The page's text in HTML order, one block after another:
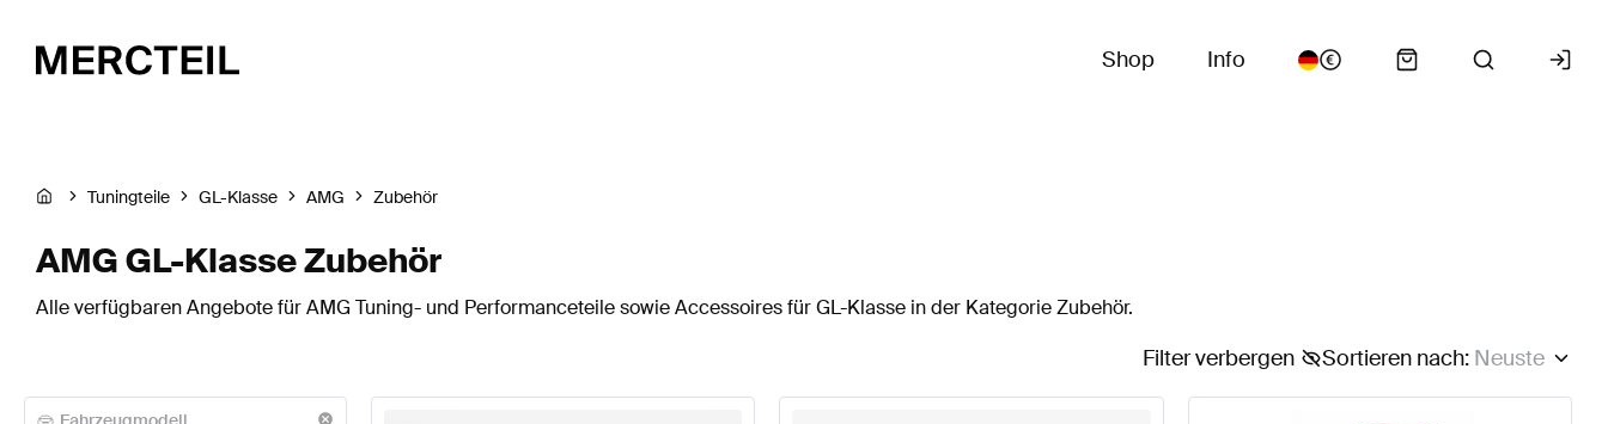
Shop Info
Tuningteile GL-Klasse AMG Zubehör
AMG GL-Klasse Zubehör
Alle verfügbaren Angebote für AMG Tuning- und Performanceteile sowie Accessoires für GL-Klasse in der Kategorie Zubehör.
Sortieren nach: Neuste
Filter verbergen